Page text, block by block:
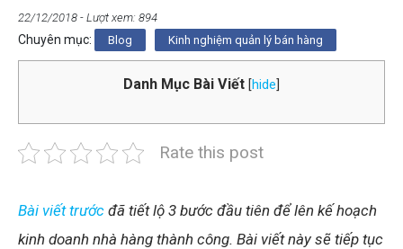
22/12/2018 - Lượt xem: 894
Chuyên mục: Blog Kinh nghiệm quản lý bán hàng
Danh Mục Bài Viết [hide
Rate this post
Bài viết trước đã tiết lộ 3 bước đầu tiên để lên kế hoạch
kinh doanh nhà hàng thành công. Bài viết này sẽ tiếp tục